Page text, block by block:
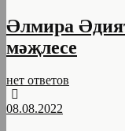
Әлмира
мәҗлесе
нет ответов
08.08.2022